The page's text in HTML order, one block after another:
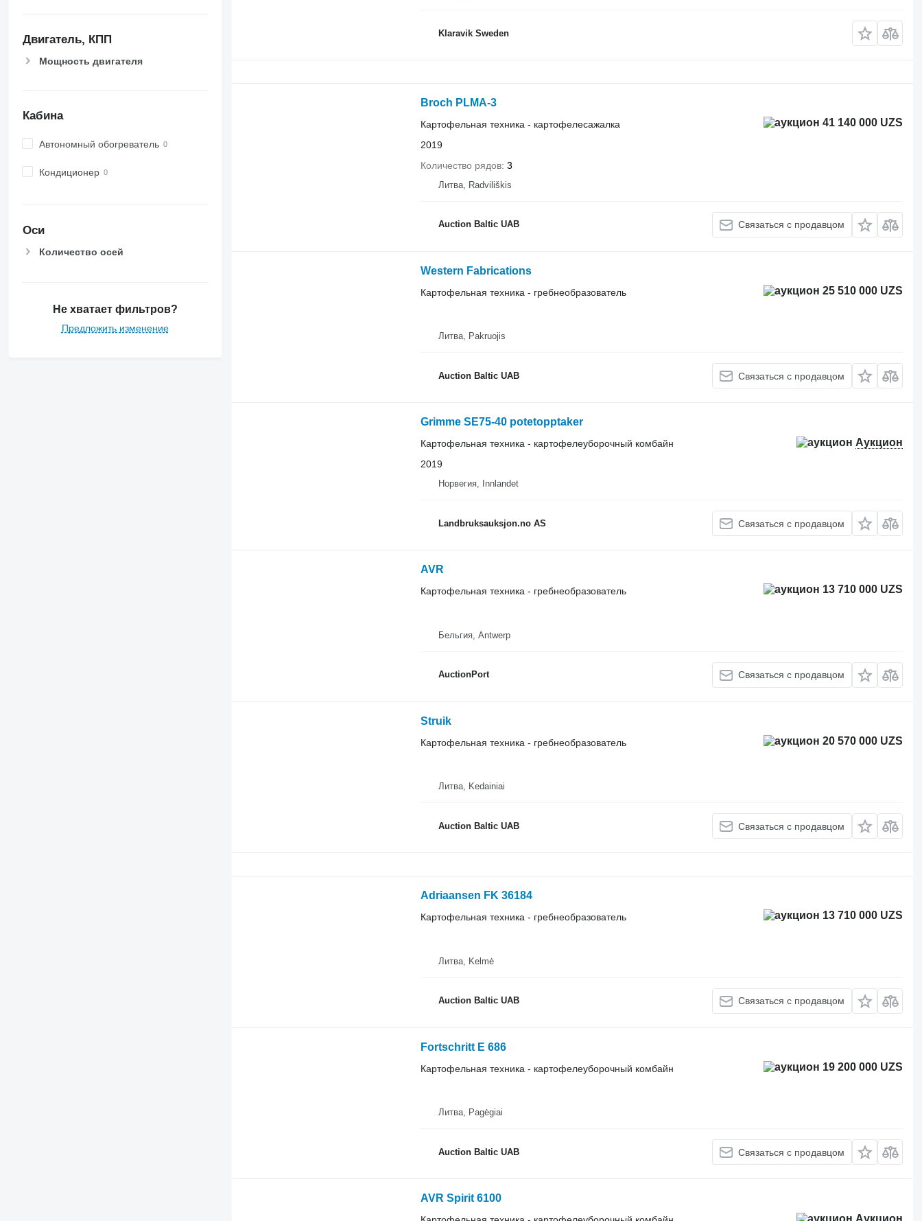
Двигатель, КПП
Мощность двигателя
Кабина
Автономный обогреватель
Кондиционер
Оси
Количество осей
Не хватает фильтров?
Предложить изменение
Klaravik Sweden
Broch PLMA-3
41 140 000 UZS
Картофельная техника - картофелесажалка
2019
Количество рядов 3
Литва, Radviliškis
Auction Baltic UAB Связаться с продавцом
Western Fabrications
25 510 000 UZS
Картофельная техника - гребнеобразователь
Литва, Pakruojis
Auction Baltic UAB Связаться с продавцом
Grimme SE75-40 potetopptaker
Аукцион
Картофельная техника - картофелеуборочный комбайн
2019
Норвегия, Innlandet
Landbruksauksjon.no AS Связаться с продавцом
AVR
13 710 000 UZS
Картофельная техника - гребнеобразователь
Бельгия, Antwerp
AuctionPort Связаться с продавцом
Struik
20 570 000 UZS
Картофельная техника - гребнеобразователь
Литва, Kedainiai
Auction Baltic UAB Связаться с продавцом
Adriaansen FK 36184
13 710 000 UZS
Картофельная техника - гребнеобразователь
Литва, Kelmė
Auction Baltic UAB Связаться с продавцом
Fortschritt E 686
19 200 000 UZS
Картофельная техника - картофелеуборочный комбайн
Литва, Pagėgiai
Auction Baltic UAB Связаться с продавцом
AVR Spirit 6100
Аукцион